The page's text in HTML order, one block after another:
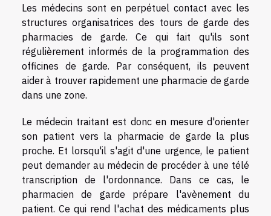
Les médecins sont en perpétuel contact avec les
structures organisatrices des tours de garde des
pharmacies de garde. Ce qui fait qu'ils sont
régulièrement informés de la programmation des
officines de garde. Par conséquent, ils peuvent
aider à trouver rapidement une pharmacie de garde
dans une zone.
Le médecin traitant est donc en mesure d'orienter
son patient vers la pharmacie de garde la plus
proche. Et lorsqu'il s'agit d'une urgence, le patient
peut demander au médecin de procéder à une télé
transcription de l'ordonnance. Dans ce cas, le
pharmacien de garde prépare l'avènement du
patient. Ce qui rend l'achat des médicaments plus